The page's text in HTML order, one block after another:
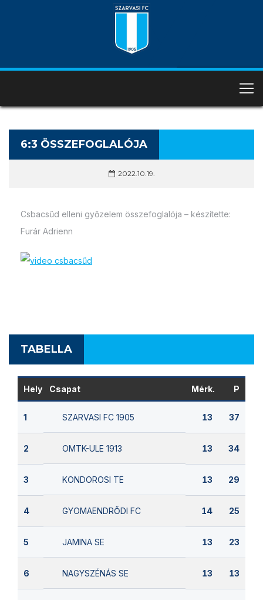
6:3 ÖSSZEFOGLALÓJA
2022.10.19.
Csbacsűd elleni győzelem összefoglalója – készítette:
Furár Adrienn
TABELLA
Hely Csapat Mérk. P
1 SZARVASI FC 1905 13 37
2 OMTK-ULE 1913 13 34
3 KONDOROSI TE 13 29
4 GYOMAENDRŐDI FC 14 25
5 JAMINA SE 13 23
6 NAGYSZÉNÁS SE 13 13